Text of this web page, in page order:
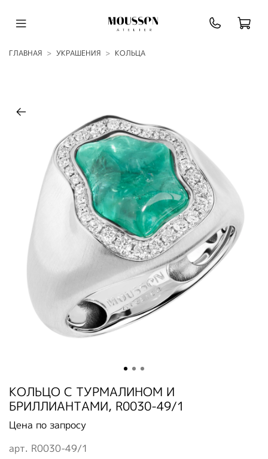
ГЛАВНАЯ УКРАШЕНИЯ КОЛЬЦА
арт. R0030-49/1
КОЛЬЦО С ТУРМАЛИНОМ И
БРИЛЛИАНТАМИ, R0030-49/1
Цена по запросу